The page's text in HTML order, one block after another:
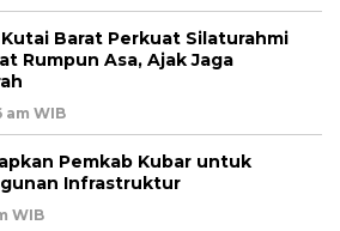
Barat Perkuat Silaturahmi
Rumpun Asa, Ajak Jaga
am WIB
Pemkab Kubar untuk
Infrastruktur
WIB